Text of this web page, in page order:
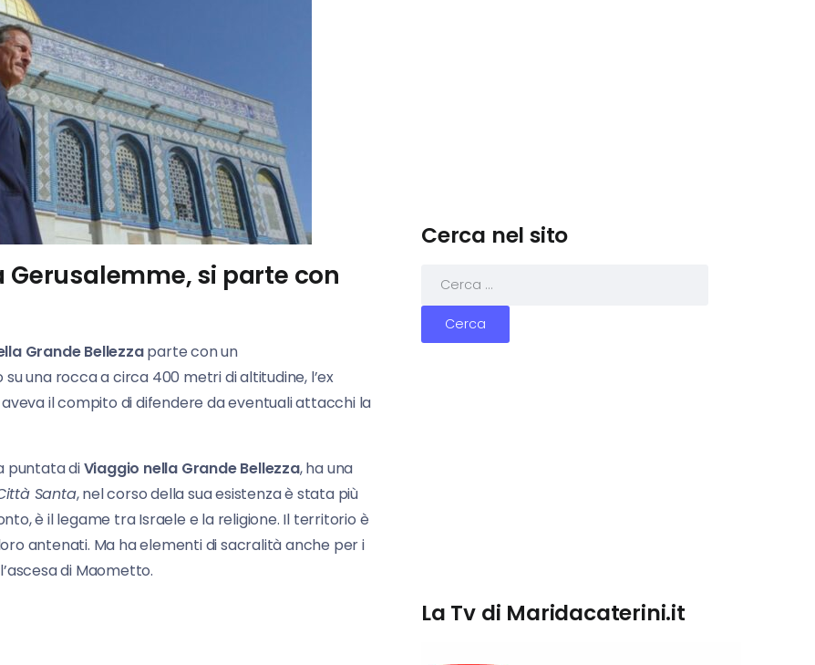
Gerusalemme, si parte con
Grande Bellezzaparte con un
su una rocca a circa 400 metri di altitudine, l’ex
il compito di difendere da eventuali attacchi la
puntata diViaggio nella Grande Bellezza, ha una
Santa, nel corso della sua esistenza è stata più
è il legame tra Israele e la religione. Il territorio è
antenati. Ma ha elementi di sacralità anche per i
di Maometto.
Cerca nel sito
La Tv di Maridacaterini.it